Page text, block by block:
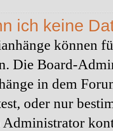
ich keine
können
Die Board-
in dem
oder nur
Administrator